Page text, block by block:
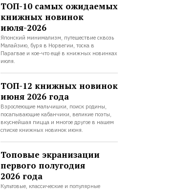
ТОП-10 самых ожидаемых
книжных новинок
июля-2026
Японский минимализм, путешествие сквозь
Малайзию, буря в Норвегии, тоска в
Парагвае и кое-что ещё в книжных новинках
июля.
ТОП-12 книжных новинок
июня 2026 года
Взрослеющие мальчишки, поиск родины,
посапывающие кабанчики, великие поэты,
вкуснейшая пицца и многое другое в нашем
списке книжных новинок июня.
Топовые экранизации
первого полугодия
2026 года
Культовые, классические и популярные